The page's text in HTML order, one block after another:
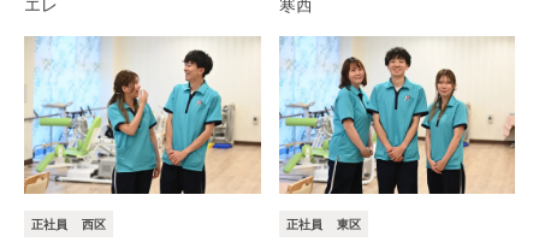
エレ 寒西
正社員 西区 正社員 東区